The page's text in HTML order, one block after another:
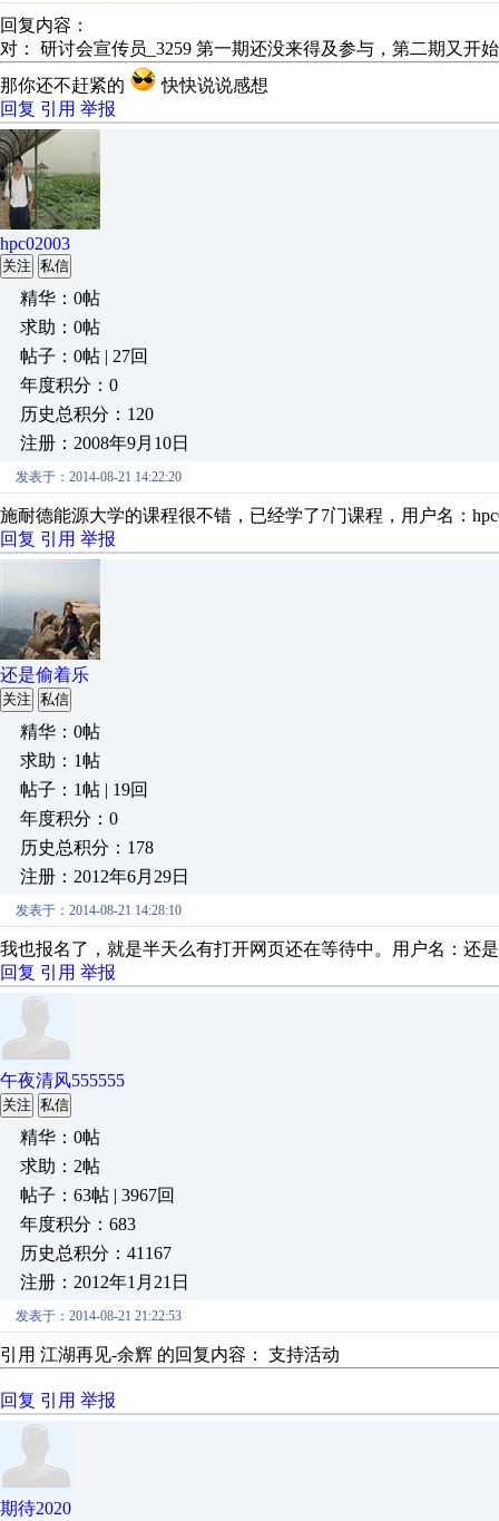
回复内容：
对： 研讨会宣传员_3259 第一期还没来得及参与，第二期又开
那你还不赶紧的
快快说说感想
回复 引用 举报
hpc02003
关注 私信
精华：0帖
求助：0帖
帖子：0帖 | 27回
年度积分：0
历史总积分：120
注册：2008年9月10日
发表于：2014-08-21 14:22:20
施耐德能源大学的课程很不错，已经学了7门课程，用户名：
回复 引用 举报
还是偷着乐
关注 私信
精华：0帖
求助：1帖
帖子：1帖 | 19回
年度积分：0
历史总积分：178
注册：2012年6月29日
发表于：2014-08-21 14:28:10
我也报名了，就是半天么有打开网页还在等待中。用户名：还
回复 引用 举报
午夜清风555555
关注 私信
精华：0帖
求助：2帖
帖子：63帖 | 3967回
年度积分：683
历史总积分：41167
注册：2012年1月21日
发表于：2014-08-21 21:22:53
引用 江湖再见-余辉 的回复内容： 支持活动
回复 引用 举报
期待2020